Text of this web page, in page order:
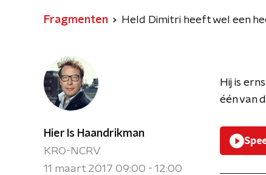
Fragmenten Held Dimitri heeft wel een
Hier Is Haandrikman
KRO-NCRV
11 maart 2017 09:00 - 12:00
Hij is
één van